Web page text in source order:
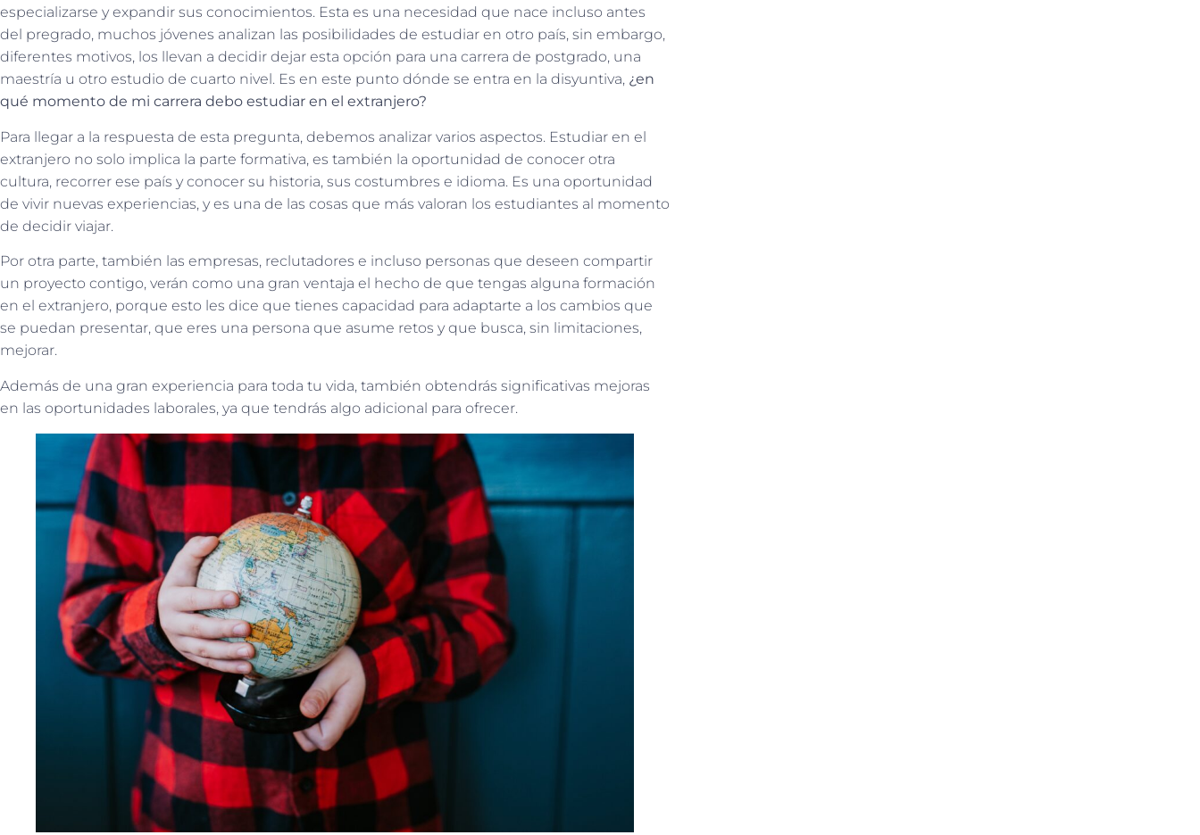
especializarse y expandir sus conocimientos. Esta es una necesidad que nace incluso antes
del pregrado, muchos jóvenes analizan las posibilidades de estudiar en otro país, sin embargo,
diferentes motivos, los llevan a decidir dejar esta opción para una carrera de postgrado, una
maestría u otro estudio de cuarto nivel. Es en este punto dónde se entra en la disyuntiva, ¿en
qué momento de mi carrera debo estudiar en el extranjero?
Para llegar a la respuesta de esta pregunta, debemos analizar varios aspectos. Estudiar en el
extranjero no solo implica la parte formativa, es también la oportunidad de conocer otra
cultura, recorrer ese país y conocer su historia, sus costumbres e idioma. Es una oportunidad
de vivir nuevas experiencias, y es una de las cosas que más valoran los estudiantes al momento
de decidir viajar.
Por otra parte, también las empresas, reclutadores e incluso personas que deseen compartir
un proyecto contigo, verán como una gran ventaja el hecho de que tengas alguna formación
en el extranjero, porque esto les dice que tienes capacidad para adaptarte a los cambios que
se puedan presentar, que eres una persona que asume retos y que busca, sin limitaciones,
mejorar.
Además de una gran experiencia para toda tu vida, también obtendrás significativas mejoras
en las oportunidades laborales, ya que tendrás algo adicional para ofrecer.